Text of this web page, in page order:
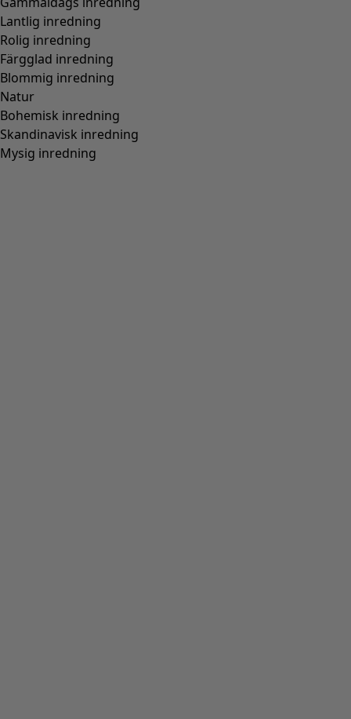
Lantlig inredning
Rolig inredning
Färgglad inredning
Blommig inredning
Natur
Bohemisk inredning
Skandinavisk inredning
Mysig inredning